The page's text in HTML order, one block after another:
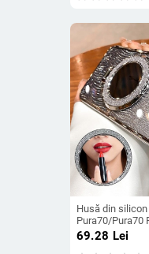
Husă din
Pura70/Pura70
transparentă,
încorporat și
69.28 Lei